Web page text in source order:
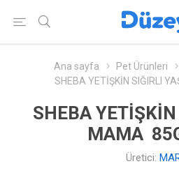
Ana sayfa Pet Ürünleri
SHEBA YETİŞKİN SIĞIRLI
SHEBA
MAMA
Üretici: